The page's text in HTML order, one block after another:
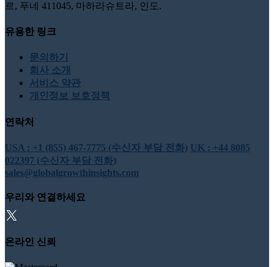
르, 푸네 411045, 마하라슈트라, 인도.
유용한 링크
문의하기
회사 소개
서비스 약관
개인정보 보호정책
연락처
USA : +1 (855) 467-7775 (수신자 부담 전화) UK : +44 8085
022397 (수신자 부담 전화)
sales@globalgrowthinsights.com
우리와 연결하세요
온라인 신뢰